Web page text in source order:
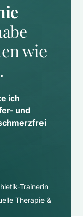
wie
ich
und
Trainerin
Therapie &